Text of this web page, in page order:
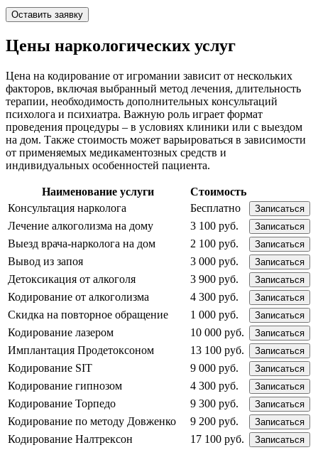
Оставить заявку
Цены наркологических услуг
Цена на кодирование от игромании зависит от нескольких
факторов, включая выбранный метод лечения, длительность
терапии, необходимость дополнительных консультаций
психолога и психиатра. Важную роль играет формат
проведения процедуры – в условиях клиники или с выездом
на дом. Также стоимость может варьироваться в зависимости
от применяемых медикаментозных средств и
индивидуальных особенностей пациента.
Наименование услуги
Стоимость
Консультация нарколога
Бесплатно Записаться
Лечение алкоголизма на дому 3 100 руб. Записаться
Выезд врача-нарколога на дом 2 100 руб. Записаться
Вывод из запоя 3 000 руб. Записаться
Детоксикация от алкоголя 3 900 руб. Записаться
Кодирование от алкоголизма 4 300 руб. Записаться
Скидка на повторное обращение 1 000 руб. Записаться
Кодирование лазером 10 000 руб. Записаться
Имплантация Продетоксоном 13 100 руб. Записаться
Кодирование SIT 9 000 руб. Записаться
Кодирование гипнозом 4 300 руб. Записаться
Кодирование Торпедо 9 300 руб. Записаться
Кодирование по методу Довженко 9 200 руб. Записаться
Кодирование Налтрексон 17 100 руб. Записаться